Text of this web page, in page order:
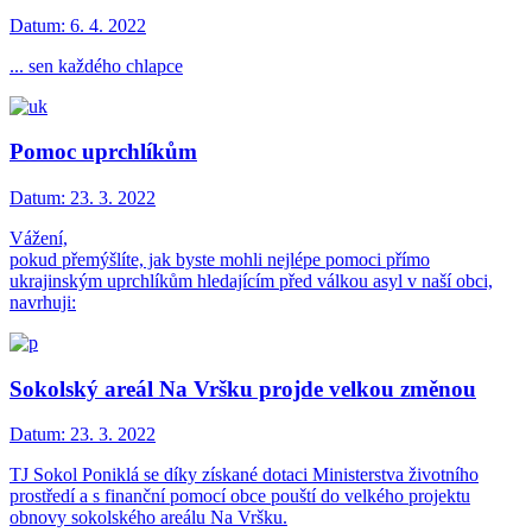
Datum: 6. 4. 2022
... sen každého chlapce
Pomoc uprchlíkům
Datum: 23. 3. 2022
Vážení,
pokud přemýšlíte, jak byste mohli nejlépe pomoci přímo
ukrajinským uprchlíkům hledajícím před válkou asyl v naší obci,
navrhuji:
Sokolský areál Na Vršku projde velkou změnou
Datum: 23. 3. 2022
TJ Sokol Poniklá se díky získané dotaci Ministerstva životního
prostředí a s finanční pomocí obce pouští do velkého projektu
obnovy sokolského areálu Na Vršku.